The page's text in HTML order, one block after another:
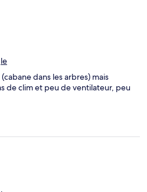
dans les arbres) mais
de clim et peu de ventilateur, peu